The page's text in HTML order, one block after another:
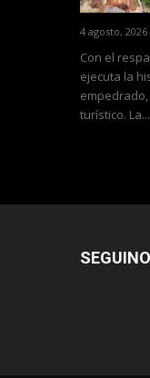
4 agosto, 2026
Con el
ejecuta la
turístico. La...